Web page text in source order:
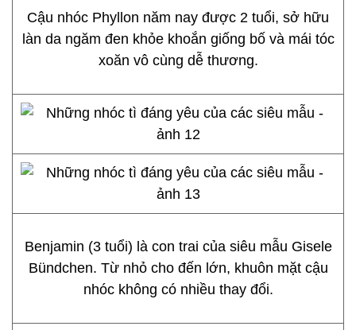
Cậu nhóc Phyllon năm nay được 2 tuổi, sở hữu
làn da ngăm đen khỏe khoắn giống bố và mái tóc
xoăn vô cùng dễ thương.
Benjamin (3 tuổi) là con trai của siêu mẫu Gisele
Bündchen. Từ nhỏ cho đến lớn, khuôn mặt cậu
nhóc không có nhiều thay đổi.